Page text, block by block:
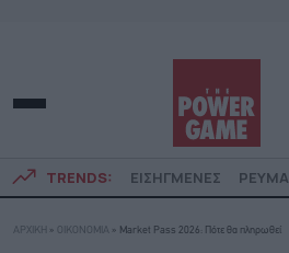
TRENDS: ΕΙΣΗΓΜΕΝΕΣ ΡΕΥΜΑ
ΑΡΧΙΚΗ » ΟΙΚΟΝΟΜΙΑ » Market Pass 2026: Πότε θα πληρωθεί